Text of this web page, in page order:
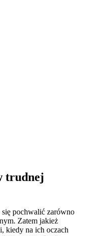
trudnej
pochwalić zarówno
Zatem jakież
kiedy na ich oczach